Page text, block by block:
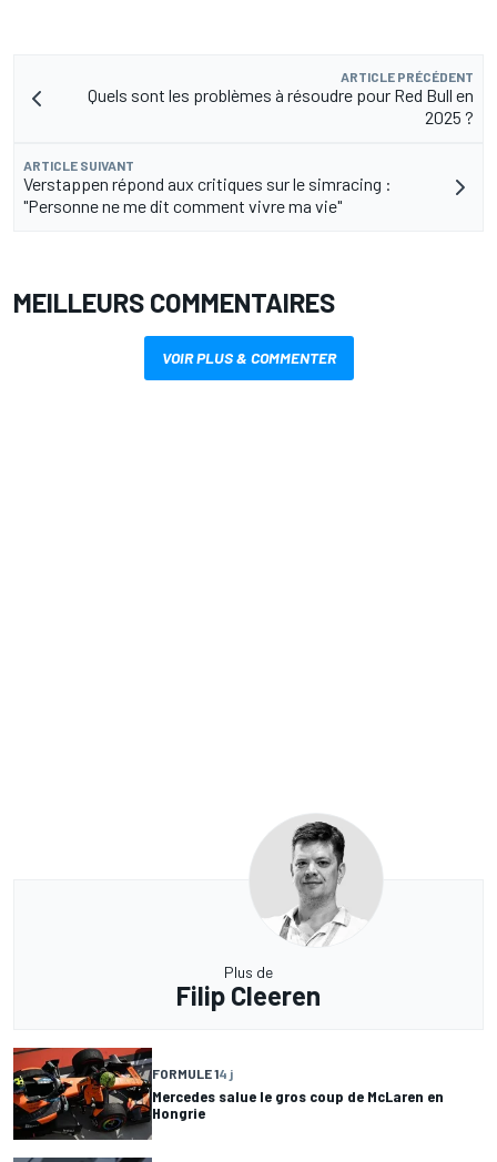
ARTICLE PRÉCÉDENT
Quels sont les problèmes à résoudre pour Red Bull en
2025 ?
ARTICLE SUIVANT
Verstappen répond aux critiques sur le simracing :
"Personne ne me dit comment vivre ma vie"
MEILLEURS COMMENTAIRES
VOIR PLUS & COMMENTER
Plus de
Filip Cleeren
FORMULE 14 j
Mercedes salue le gros coup de McLaren en
Hongrie